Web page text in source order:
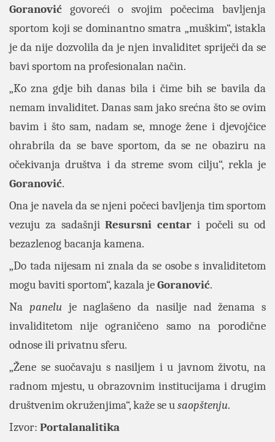
Goranović govoreći o svojim počecima bavljenja
sportom koji se dominantno smatra „muškim“, istakla
je da nije dozvolila da je njen invaliditet spriječi da se
bavi sportom na profesionalan način.
„Ko zna gdje bih danas bila i čime bih se bavila da
nemam invaliditet. Danas sam jako srećna što se ovim
bavim i što sam, nadam se, mnoge žene i djevojčice
ohrabrila da se bave sportom, da se ne obaziru na
očekivanja društva i da streme svom cilju“, rekla je
Goranović.
Ona je navela da se njeni počeci bavljenja tim sportom
vezuju za sadašnjiResursni centar i počeli su od
bezazlenog bacanja kamena.
„Do tada nijesam ni znala da se osobe s invaliditetom
mogu baviti sportom“, kazala jeGoranović.
Na paneluje naglašeno da nasilje nad ženama s
invaliditetom nije ograničeno samo na porodične
odnose ili privatnu sferu.
„Žene se suočavaju s nasiljem i u javnom životu, na
radnom mjestu, u obrazovnim institucijama i drugim
društvenim okruženjima“, kaže se usaopštenju.
Izvor: Portalanalitika